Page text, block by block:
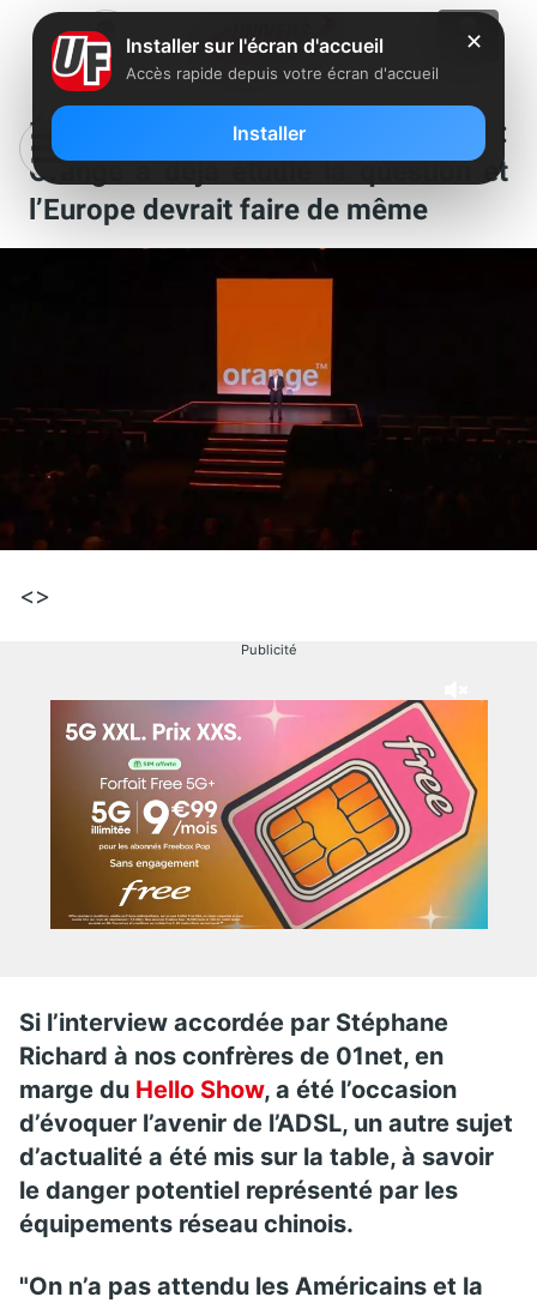
Équipements réseau chinois :
Orange a déjà étudié la question et
l’Europe devrait faire de même
<>
Publicité
Si l’interview accordée par Stéphane
Richard à nos confrères de 01net, en
marge du Hello Show, a été l’occasion
d’évoquer l’avenir de l’ADSL, un autre sujet
d’actualité a été mis sur la table, à savoir
le danger potentiel représenté par les
équipements réseau chinois.
"On n’a pas attendu les Américains et la
✕
Installer sur l'écran d'accueil
Accès rapide depuis votre écran d'accueil
Installer